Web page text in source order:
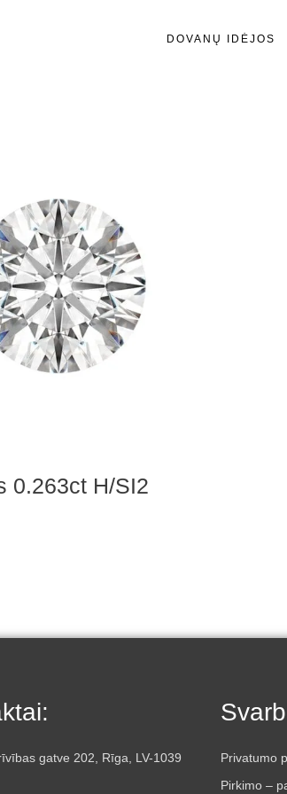
DOVANŲ IDĖJOS
0.263ct H/SI2
gatve 202, Rīga, LV-1039
Privatumo
Pirkimo –